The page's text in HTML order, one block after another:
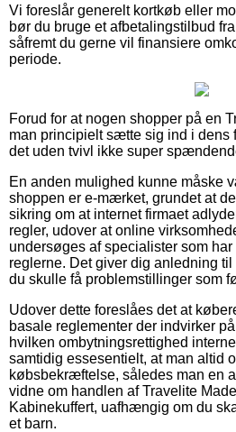
Vi foreslår generelt kortkøb eller
bør du bruge et afbetalingstilbud
såfremt du gerne vil finansiere
periode.
Forud for at nogen shopper på en
man principielt sætte sig ind i dens
det uden tvivl ikke super
En anden mulighed kunne måske
shoppen er e-mærket, grundet at
sikring om at internet firmaet
regler, udover at online
undersøges af specialister som
reglerne. Det giver dig anledning
du skulle få problemstillinger som
Udover dette foreslåes det at
basale reglementer der indvirker
hvilken ombytningsrettighed
samtidig essesentielt, at man altid
købsbekræftelse, således man en
vidne om handlen af Travelite
Kabinekuffert, uafhængig om du
et barn.